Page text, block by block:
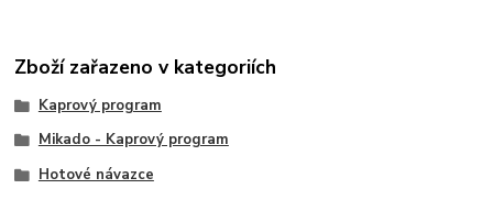
Zboží zařazeno v kategoriích
Kaprový program
Mikado - Kaprový program
Hotové návazce